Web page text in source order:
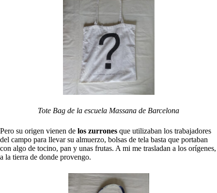
Tote Bag de la escuela Massana de Barcelona
Pero su origen vienen de los zurrones que utilizaban los trabajadores
del campo para llevar su almuerzo, bolsas de tela basta que portaban
con algo de tocino, pan y unas frutas. A mi me trasladan a los orígenes,
a la tierra de donde provengo.